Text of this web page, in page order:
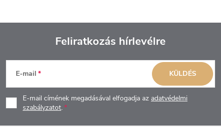
L
á
b
Feliratkozás hírlevélre
E-mail
E-mail címének megadásával elfogadja az adatvédelmi
szabályzatot.
KÜLDÉS